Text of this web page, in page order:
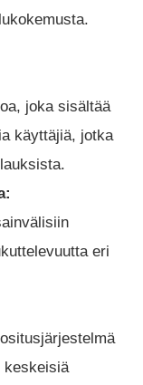
joka sisältää
käyttäjiä, jotka
eri
keskeisiä